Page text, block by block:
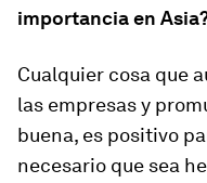
importancia en
Cualquier cosa que
las empresas y
buena, es positivo
necesario que sea